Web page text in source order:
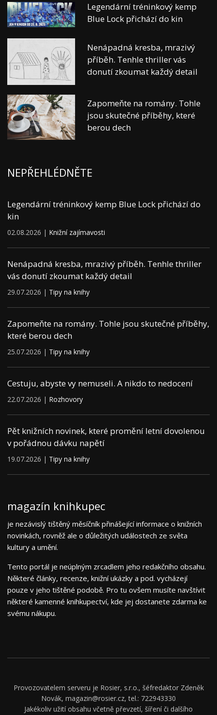
Legendární tréninkový kemp
Blue Lock přichází do kin
Nenápadná kresba, mrazivý
příběh. Tenhle thriller vás
donutí zkoumat každý detail
Zapomeňte na romány. Tohle
jsou skutečné příběhy, které
berou dech
NEPŘEHLÉDNĚTE
Legendární tréninkový kemp Blue Lock přichází do
kin
02.08.2026 | Knižní zajímavosti
Nenápadná kresba, mrazivý příběh. Tenhle thriller
vás donutí zkoumat každý detail
29.07.2026 | Tipy na knihy
Zapomeňte na romány. Tohle jsou skutečné příběhy,
které berou dech
25.07.2026 | Tipy na knihy
Cestuju, abyste vy nemuseli. A nikdo to nedocení
22.07.2026 | Rozhovory
Pět knižních novinek, které promění letní dovolenou
v pořádnou dávku napětí
19.07.2026 | Tipy na knihy
magazín knihkupec
je nezávislý tištěný měsíčník přinášející informace o knižních
novinkách, rovněž ale o důležitých událostech ze světa
kultury a umění.
Tento portál je neúplným zrcadlem jeho redakčního obsahu.
Některé články, recenze, knižní ukázky a pod. vycházejí
pouze v jeho tištěné podobě. Pro tu ovšem musíte navštívit
některé kamenné knihkupectví, kde jej dostanete zdarma ke
svému nákupu.
Provozovatelem serveru je Rosier, s.r.o., šéfredaktor Zdeněk
Novák, magazin@rosier.cz, tel.: 722943330
Jakékoliv užití obsahu včetně převzetí, šíření či dalšího